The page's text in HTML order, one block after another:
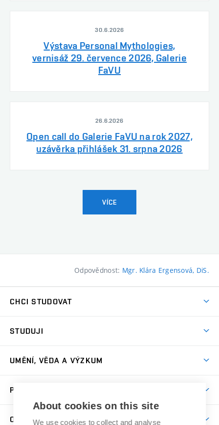
30.6.2026
Výstava Personal Mythologies,
vernisáž 29. července 2026, Galerie
FaVU
26.6.2026
Open call do Galerie FaVU na rok 2027,
uzávěrka přihlášek 31. srpna 2026
VÍCE
Odpovědnost: Mgr. Klára Ergensová, DiS.
CHCI STUDOVAT
Přijímačky
Dny otevřených dveří
Přípravné kurzy
Studium bez bariér
STUDUJI
Časový plán studia
Studijní předpisy a formuláře
Studium a stáže v zahraničí
UMĚNÍ, VĚDA A VÝZKUM
Publikační činnost
PRO VEŘEJNOST
Letní školy a semestrální kurzy
O FAKULTĚ
About cookies on this site
We use cookies to collect and analyse